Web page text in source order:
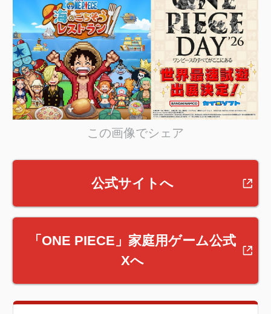
この画像でシェア
公式サイトへ
「ONE PIECE」家庭用ゲーム公式
Xへ